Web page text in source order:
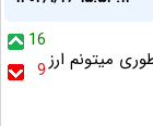
16
9میتونم ارز